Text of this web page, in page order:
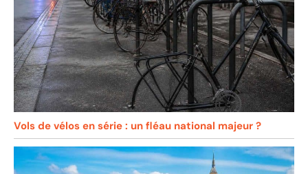
Vols de vélos en série : un fléau national majeur ?